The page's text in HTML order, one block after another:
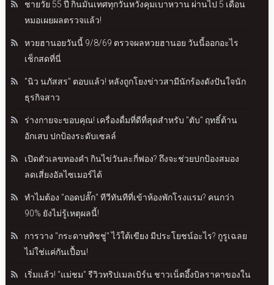
ชายวัย 55 ปี กินมันเทศทุกวันหวังคุมเบาหวาน ผ่านไป 5 เดือน
หมอเผยผลตรวจแล้ว!
หวยฮานอยวันนี้ 9/8/69 ตรวจผลหวยฮานอย วันนี้ออกอะไร
เช็กสดที่นี่
"นิว นภัสสร" ตอบแล้ว! หลังถูกโยงข่าวสามีนักร้องดังปันใจนัก
ธุรกิจสาว
ร่างกายจะขอบคุณ! เครื่องดื่มที่ดีที่สุดสำหรับ "ตับ" ฤทธิ์ต้าน
อักเสบ ปกป้องระดับเซลล์
เปิดตัวเลขทองคำ กินไข่วันละกี่ฟอง? ถึงจะช่วยปกป้องสมอง
ลดเสี่ยงอัลไซเมอร์ได้
ทำไมต้อง "ถอดปลั๊ก" ทีวีทันทีที่เข้าห้องพักโรงแรม? คนกว่า
90% ยังไม่รู้เหตุผลนี้!
การวาง "กระดาษทิชชู่" ไว้ใต้เขียง มีประโยชน์อะไร? กูรูเฉลย
ไม่ใช่แค่กันเปื้อน!
เริ่มแล้ว! "แม่ชม" รีวิวทริปเมลเบิร์น ชาวเน็ตอึ้งบิลราคาของใน